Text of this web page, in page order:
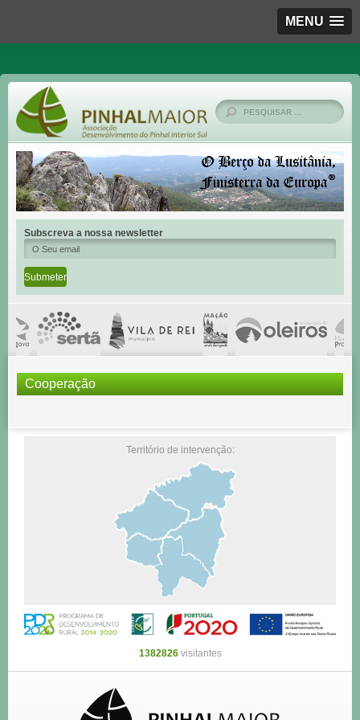
MENU
Subscreva a nossa newsletter
Cooperação
Território de intervenção:
1382826visitantes